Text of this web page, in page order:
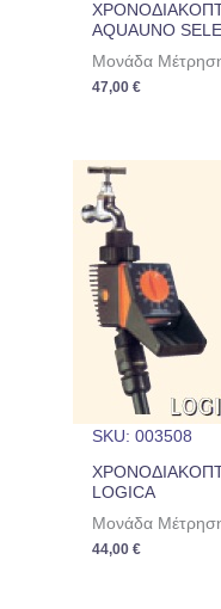
AQUAUNO
Μονάδα
47,00€
SKU: 003508
LOGICA
Μονάδα
44,00€